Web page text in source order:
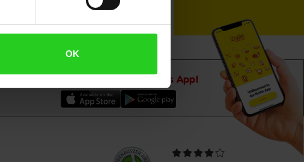
OK
Netto plus App!
Unsere
Durchschnittliche